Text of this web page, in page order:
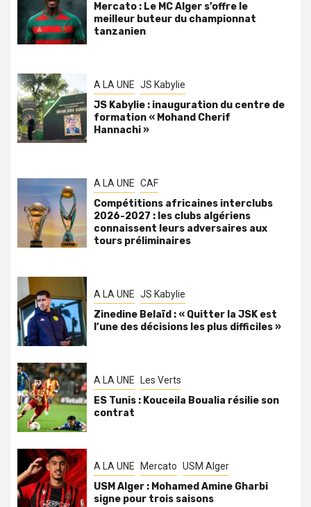
Mercato : Le MC Alger s’offre le
meilleur buteur du championnat
tanzanien
A LA UNE JS Kabylie
JS Kabylie : inauguration du centre de
formation « Mohand Cherif
Hannachi »
A LA UNE CAF
Compétitions africaines interclubs
2026-2027 : les clubs algériens
connaissent leurs adversaires aux
tours préliminaires
A LA UNE JS Kabylie
Zinedine Belaïd : « Quitter la JSK est
l’une des décisions les plus difficiles »
A LA UNE Les Verts
ES Tunis : Kouceila Boualia résilie son
contrat
A LA UNE Mercato USM Alger
USM Alger : Mohamed Amine Gharbi
signe pour trois saisons